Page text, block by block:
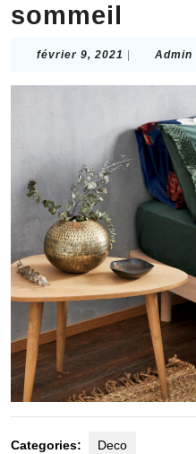
sommeil
février 9, 2021 février
2021
Admin
Categories: Deco